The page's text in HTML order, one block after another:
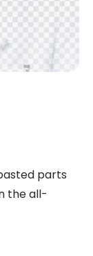
parts
the all-